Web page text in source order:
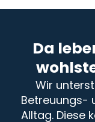
Da
Wir
Betreuungs-
Alltag. Diese